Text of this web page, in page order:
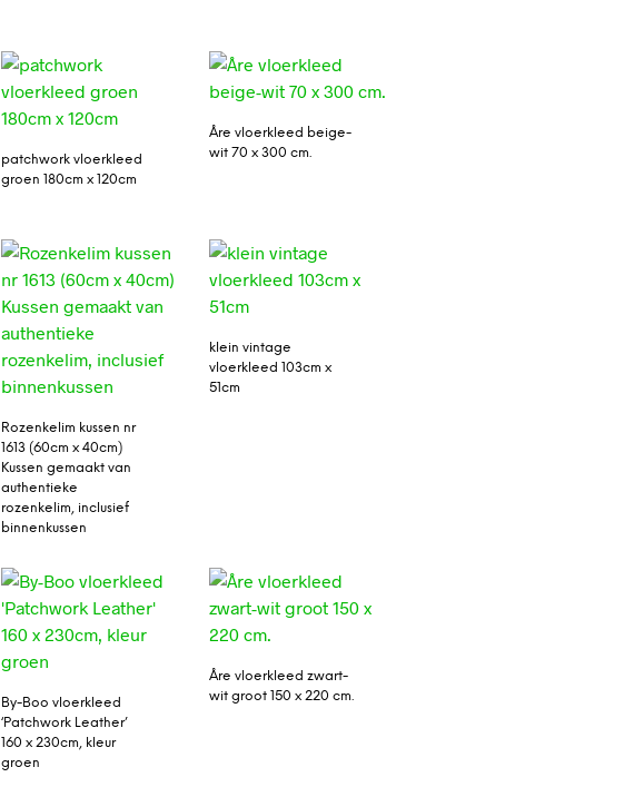
patchwork vloerkleed
groen 180cm x 120cm
Åre vloerkleed beige-
wit 70 x 300 cm.
Rozenkelim kussen nr
1613 (60cm x 40cm)
Kussen gemaakt van
authentieke
rozenkelim, inclusief
binnenkussen
klein vintage
vloerkleed 103cm x
51cm
By-Boo vloerkleed
‘Patchwork Leather’
160 x 230cm, kleur
groen
Åre vloerkleed zwart-
wit groot 150 x 220 cm.